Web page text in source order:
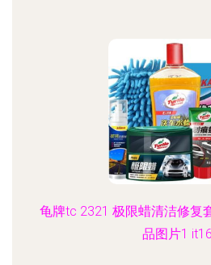
龟牌tc 2321 极限蜡清洁修复
品图片1